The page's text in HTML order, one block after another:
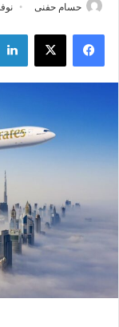
حسام حفنى نوفمبر
فيسبوك ‫X